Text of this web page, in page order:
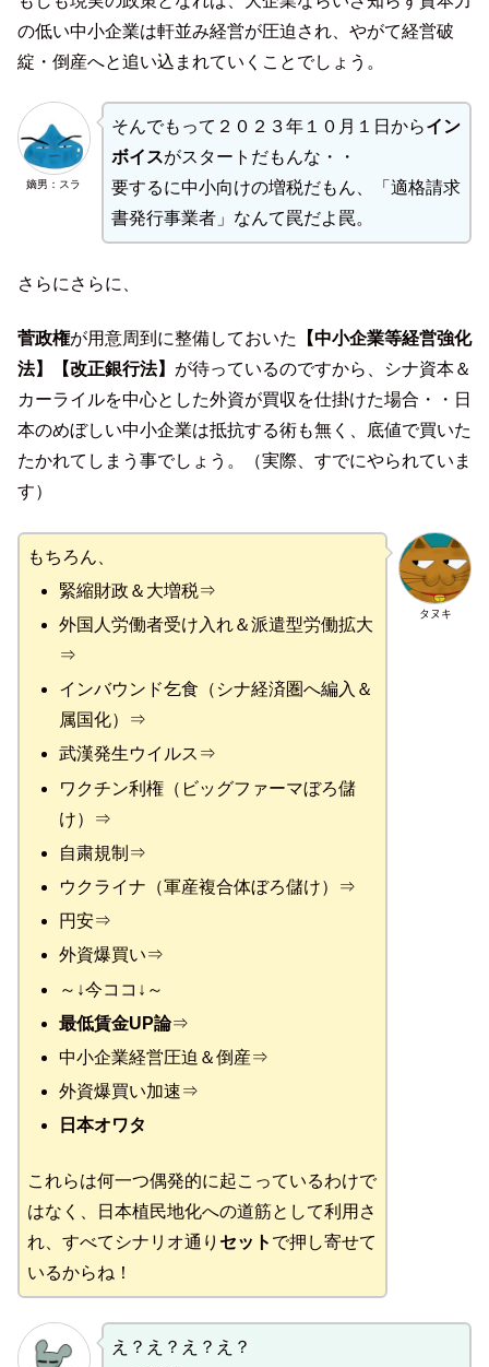
の低い中小企業は軒並み経営が圧迫され、やがて経営破
綻・倒産へと追い込まれていくことでしょう。
嫡男：スラ
そんでもって２０２３年１０月１日からイン
ボイスがスタートだもんな・・
要するに中小向けの増税だもん、「適格請求
書発行事業者」なんて罠だよ罠。
さらにさらに、
菅政権が用意周到に整備しておいた
【中小企業等経営強化
法】【改正銀行法】 が待っているのですから、シナ資本＆
カーライルを中心とした外資が買収を仕掛けた場合・・日
本のめぼしい中小企業は抵抗する術も無く、底値で買いた
たかれてしまう事でしょう。（実際、すでにやられていま
す）
タヌキ
もちろん、
緊縮財政＆大増税⇒
外国人労働者受け入れ＆派遣型労働拡大
⇒
インバウンド乞食（シナ経済圏へ編入＆
属国化）⇒
武漢発生ウイルス⇒
ワクチン利権（ビッグファーマぼろ儲
け）⇒
自粛規制⇒
ウクライナ（軍産複合体ぼろ儲け）⇒
円安⇒
外資爆買い⇒
～↓今ココ↓～
最低賃金UP論⇒
中小企業経営圧迫＆倒産⇒
外資爆買い加速⇒
日本オワタ
これらは何一つ偶発的に起こっているわけで
はなく、日本植民地化への道筋として利用さ
れ、すべてシナリオ通り セット で押し寄せて
いるからね！
え？え？え？え？